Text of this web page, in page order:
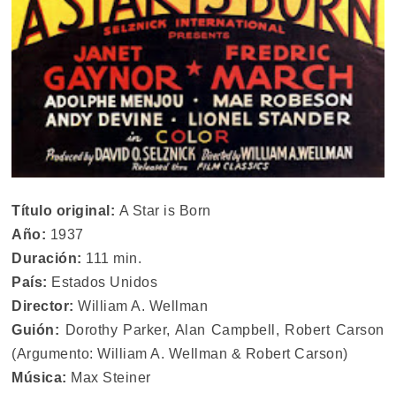
Título original: A Star is Born
Año: 1937
Duración: 111 min.
País: Estados Unidos
Director:William A. Wellman
Guión: Dorothy Parker, Alan Campbell, Robert Carson
(Argumento: William A. Wellman & Robert Carson)
Música: Max Steiner